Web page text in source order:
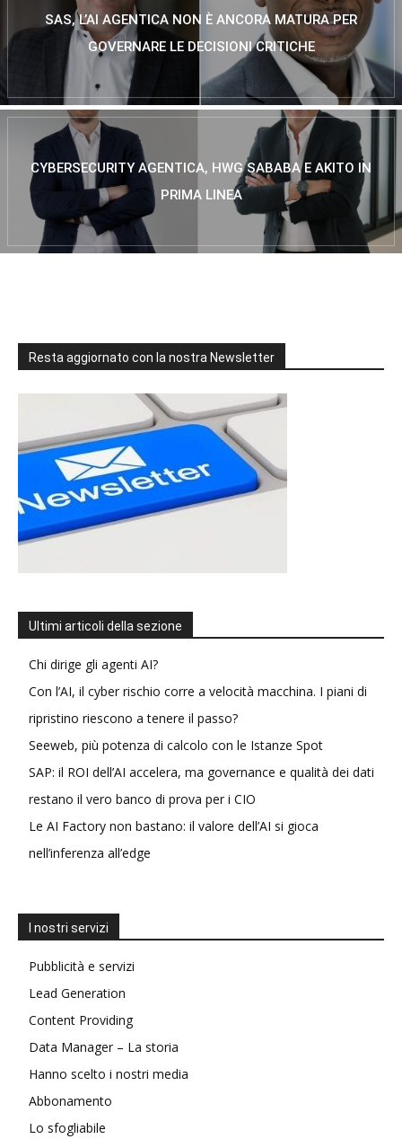
SAS, L’AI AGENTICA NON È ANCORA MATURA PER
GOVERNARE LE DECISIONI CRITICHE
CYBERSECURITY AGENTICA, HWG SABABA E AKITO IN
PRIMA LINEA
Resta aggiornato con la nostra Newsletter
Ultimi articoli della sezione
Chi dirige gli agenti AI?
Con l’AI, il cyber rischio corre a velocità macchina. I piani di
ripristino riescono a tenere il passo?
Seeweb, più potenza di calcolo con le Istanze Spot
SAP: il ROI dell’AI accelera, ma governance e qualità dei dati
restano il vero banco di prova per i CIO
Le AI Factory non bastano: il valore dell’AI si gioca
nell’inferenza all’edge
I nostri servizi
Pubblicità e servizi
Lead Generation
Content Providing
Data Manager – La storia
Hanno scelto i nostri media
Abbonamento
Lo sfogliabile